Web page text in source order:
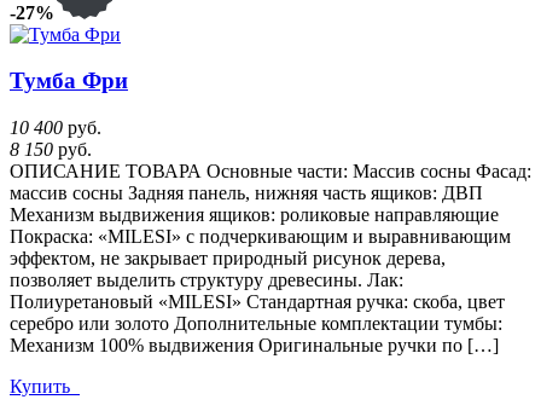
-27%
Тумба Фри
10 400 руб.
8 150 руб.
ОПИСАНИЕ ТОВАРА Основные части: Массив сосны Фасад:
массив сосны Задняя панель, нижняя часть ящиков: ДВП
Механизм выдвижения ящиков: роликовые направляющие
Покраска: «MILESI» с подчеркивающим и выравнивающим
эффектом, не закрывает природный рисунок дерева,
позволяет выделить структуру древесины. Лак:
Полиуретановый «MILESI» Стандартная ручка: скоба, цвет
серебро или золото Дополнительные комплектации тумбы:
Механизм 100% выдвижения Оригинальные ручки по […]
Купить